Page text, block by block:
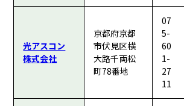
光アスコン
株式会社
京都府京都
市伏見区横
大路千両松
町78番地
07
5-
60
1-
27
11